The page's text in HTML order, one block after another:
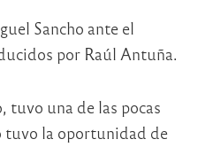
Sancho ante el
por Raúl Antuña.
tuvo una de las pocas
tuvo la oportunidad de